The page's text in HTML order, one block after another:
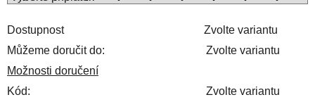
Dostupnost
Zvolte variantu
Můžeme doručit do:
Zvolte variantu
Možnosti doručení
Kód:
Zvolte variantu